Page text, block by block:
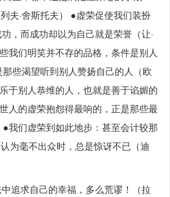
夫·舍斯托夫） ●虚荣促使我们装扮
，而成功却以为自己就是荣誉（让·
我们明笑并不存的品格，条件是别人
些渴望听到别人赞扬自己的人（欧
于别人恭维的人，也就是善于谄媚的
人的虚荣抱怨得最响的，正是那些最
我们虚荣到如此地步：甚至会计较那
为毫不出众时，总是惊讶不已（迪
追求自己的幸福，多么荒谬！（拉